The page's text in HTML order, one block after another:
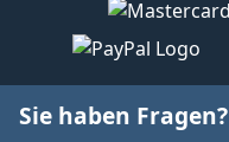
Sie haben Fragen?